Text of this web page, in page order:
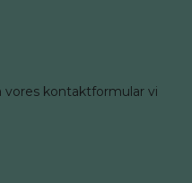
vores kontaktformular vi